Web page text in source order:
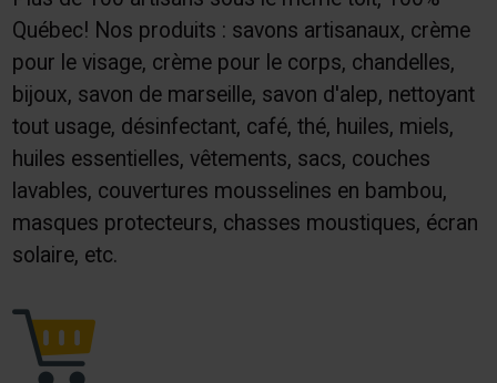
Québec! Nos produits : savons artisanaux, crème
pour le visage, crème pour le corps, chandelles,
bijoux, savon de marseille, savon d'alep, nettoyant
tout usage, désinfectant, café, thé, huiles, miels,
huiles essentielles, vêtements, sacs, couches
lavables, couvertures mousselines en bambou,
masques protecteurs, chasses moustiques, écran
solaire, etc.